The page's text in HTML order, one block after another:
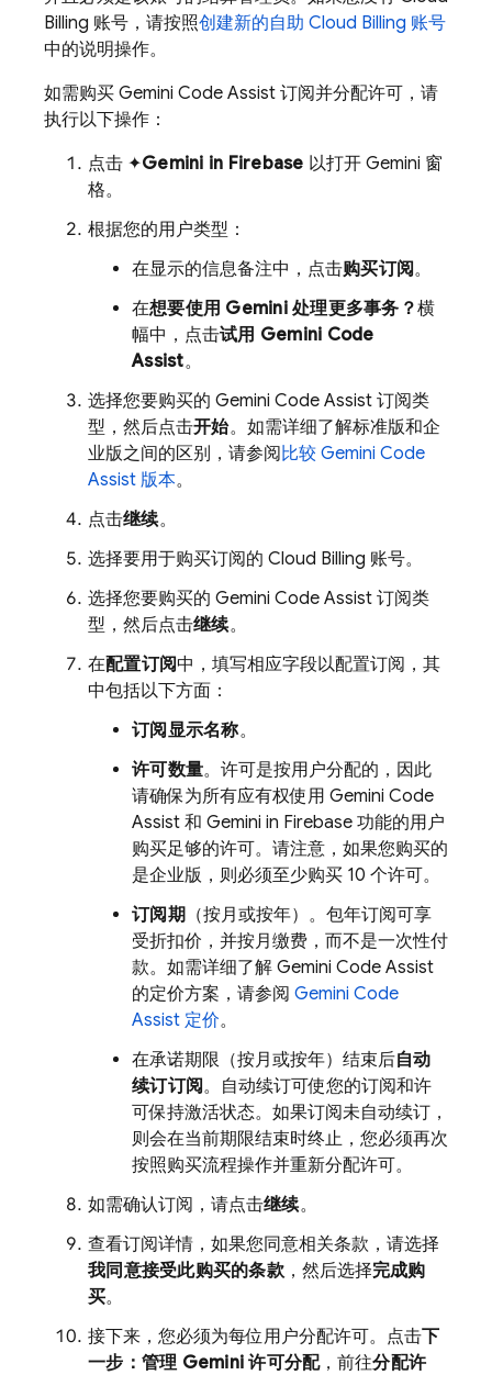
Billing 账号，请按照创建新的自助 Cloud Billing 账号
中的说明操作。
如需购买 Gemini Code Assist 订阅并分配许可，请
执行以下操作：
点击 ✦Gemini in Firebase 以打开 Gemini 窗
格。
根据您的用户类型：
在显示的信息备注中，点击购买订阅。
在想要使用 Gemini 处理更多事务？横
幅中，点击试用 Gemini Code
Assist。
选择您要购买的 Gemini Code Assist 订阅类
型，然后点击开始。如需详细了解标准版和企
业版之间的区别，请参阅比较 Gemini Code
Assist 版本。
点击继续。
选择要用于购买订阅的 Cloud Billing 账号。
选择您要购买的 Gemini Code Assist 订阅类
型，然后点击继续。
在配置订阅中，填写相应字段以配置订阅，其
中包括以下方面：
订阅显示名称。
许可数量。许可是按用户分配的，因此
请确保为所有应有权使用 Gemini Code
Assist 和 Gemini in Firebase 功能的用户
购买足够的许可。请注意，如果您购买的
是企业版，则必须至少购买 10 个许可。
订阅期（按月或按年）。包年订阅可享
受折扣价，并按月缴费，而不是一次性付
款。如需详细了解 Gemini Code Assist
的定价方案，请参阅 Gemini Code
Assist 定价。
在承诺期限（按月或按年）结束后自动
续订订阅。自动续订可使您的订阅和许
可保持激活状态。如果订阅未自动续订，
则会在当前期限结束时终止，您必须再次
按照购买流程操作并重新分配许可。
如需确认订阅，请点击继续。
查看订阅详情，如果您同意相关条款，请选择
我同意接受此购买的条款，然后选择完成购
买。
接下来，您必须为每位用户分配许可。点击下
一步：管理 Gemini 许可分配，前往分配许